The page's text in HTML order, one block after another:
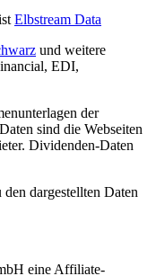
Elbstream Data
und weitere
EDI,
der
sind die Webseiten
Dividenden-Daten
dargestellten Daten
eine Affiliate-